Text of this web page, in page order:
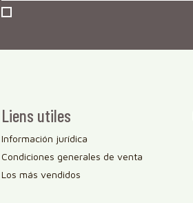
Liens utiles
Información jurídica
Condiciones generales de venta
Los más vendidos